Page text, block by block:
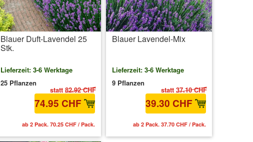
Blauer Duft-Lavendel 25
Stk.
statt 82.92 CHF
Lieferzeit: 3-6 Werktage
25 Pflanzen
74.95 CHF
ab 2 Pack. 70.25 CHF / Pack.
Blauer Lavendel-Mix
statt 37.10 CHF
Lieferzeit: 3-6 Werktage
9 Pflanzen
39.30 CHF
ab 2 Pack. 37.70 CHF / Pack.